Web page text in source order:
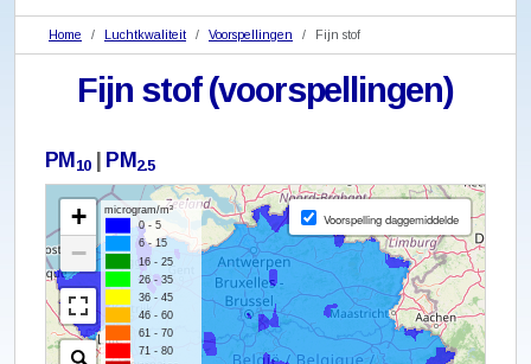
Home Luchtkwaliteit Voorspellingen Fijn stof
Fijn stof (voorspellingen)
PM 10| PM2.5